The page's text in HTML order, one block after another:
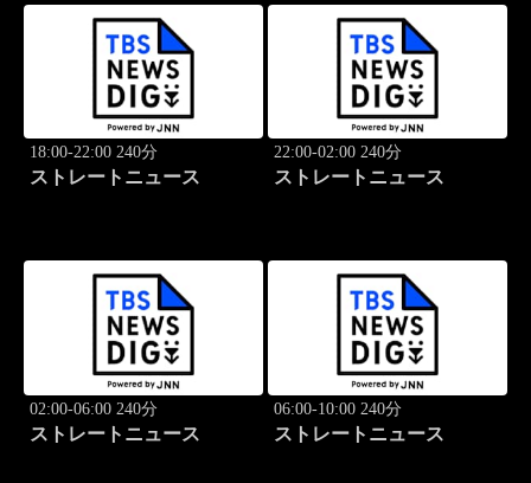
18:00-22:00 240分
ストレートニュース
22:00-02:00 240分
ストレートニュース
02:00-06:00 240分
ストレートニュース
06:00-10:00 240分
ストレートニュース